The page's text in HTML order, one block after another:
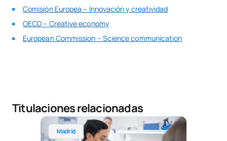
Comisión Europea – Innovación y creatividad
OECD – Creative economy
European Commission – Science communication
Titulaciones relacionadas
Madrid
Grado en Biotecnología